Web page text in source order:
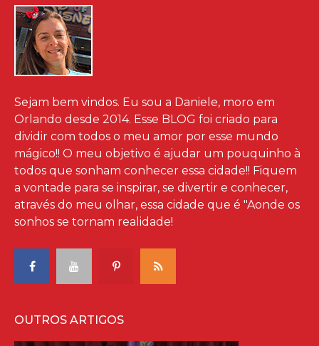
Sejam bem vindos. Eu sou a Daniele, moro em
Orlando desde 2014. Esse BLOG foi criado para
dividir com todos o meu amor por esse mundo
mágico!! O meu objetivo é ajudar um pouquinho à
todos que sonham conhecer essa cidade!! Fiquem
a vontade para se inspirar, se divertir e conhecer,
através do meu olhar, essa cidade que é "Aonde os
sonhos se tornam realidade!
OUTROS ARTIGOS